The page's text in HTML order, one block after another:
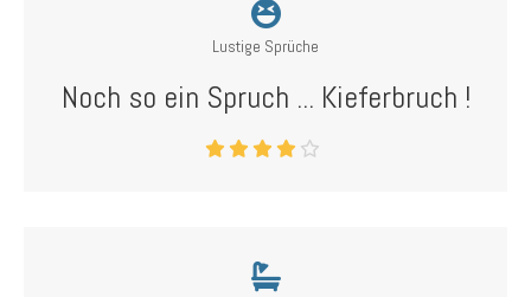
Lustige Sprüche
Noch so ein Spruch ... Kieferbruch !